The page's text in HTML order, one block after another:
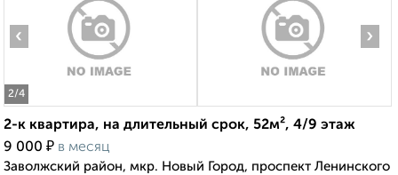
2/4
‹ ›
2-к квартира, на длительный срок, 52м², 4/9 этаж
9 000 ₽ в месяц
Заволжский район, мкр. Новый Город, проспект Ленинского